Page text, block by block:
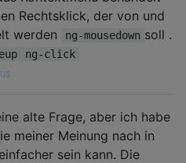
Rechtsklick, der von und
werden
ng-mousedown soll .
ng-click
alte Frage, aber ich habe
meiner Meinung nach in
sein kann. Die